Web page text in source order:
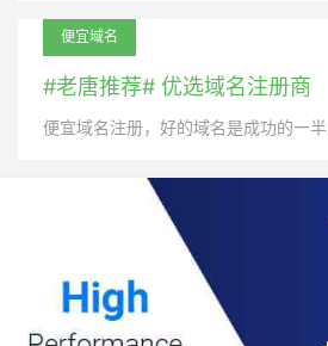
便宜域名
#老唐推荐# 优选域名注册商
便宜域名注册，好的域名是成功的一半